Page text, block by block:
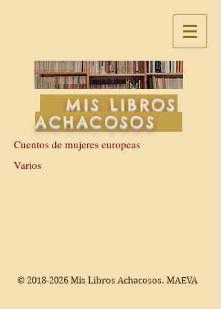
MIS LIBROS
ACHACOSOS
Cuentos de mujeres europeas
Varios
© 2018-2026 Mis Libros Achacosos. MAEVA